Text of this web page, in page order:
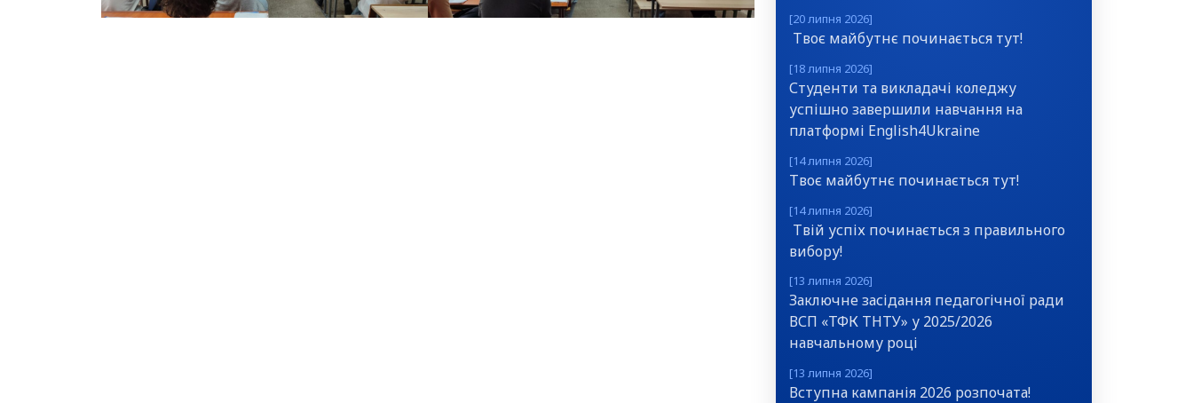
[20 липня 2026]
Твоє майбутнє починається тут!
[18 липня 2026]
Студенти та викладачі коледжу
успішно завершили навчання на
платформі English4Ukraine
[14 липня 2026]
Твоє майбутнє починається тут!
[14 липня 2026]
Твій успіх починається з правильного
вибору!
[13 липня 2026]
Заключне засідання педагогічної ради
ВСП «ТФК ТНТУ» у 2025/2026
навчальному році
[13 липня 2026]
Вступна кампанія 2026 розпочата!